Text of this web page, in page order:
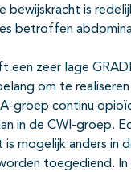
bewijskracht is
betroffen
zeer lage
om te
groep continu
in de CWI-groep.
mogelijk anders in
toegediend.